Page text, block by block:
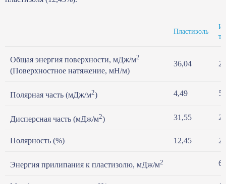
Пластизоль
Общая энергия поверхности, мДж/м2
(Поверхностное натяжение, мН/м)
36,04
Полярная часть (мДж/м2) 4,49
Дисперсная часть (мДж/м2) 31,55
Полярность (%) 12,45
Энергия прилипания к пластизолю, мДж/м2